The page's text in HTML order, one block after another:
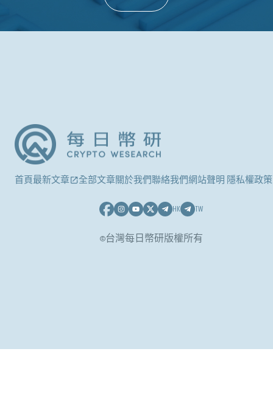
首頁最新文章 全部文章關於我們聯絡我們網站聲明 隱私權政策
HK TW
©台灣每日幣研版權所有